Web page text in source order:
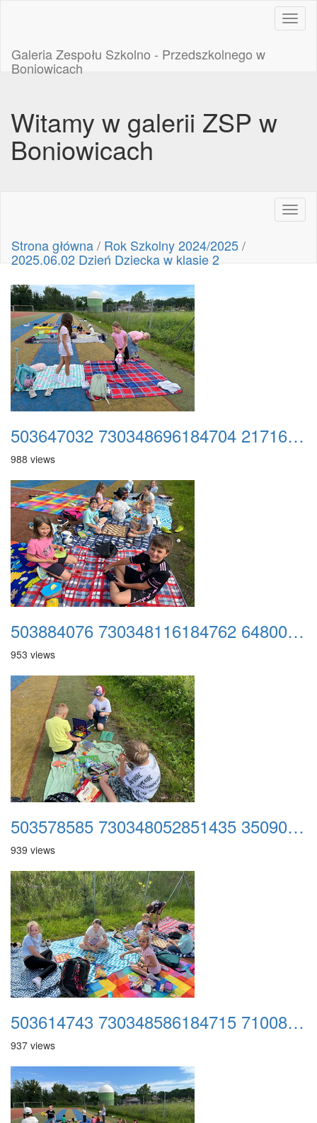
Galeria Zespołu Szkolno - Przedszkolnego w
Boniowicach
Witamy w galerii ZSP w
Boniowicach
Strona główna/ Rok Szkolny 2024/2025/
2025.06.02 Dzień Dziecka w klasie 2
503647032 730348696184704 217163163092581446 n
988 views
503884076 730348116184762 6480010411638051337 n
953 views
503578585 730348052851435 3509088036088802453 n
939 views
503614743 730348586184715 7100893873522618243 n
937 views